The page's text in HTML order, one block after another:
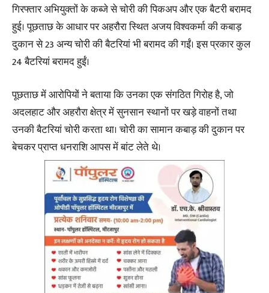
गिरफ्तार अभियुक्तों के कब्जे से चोरी की पिकअप और एक बैटरी बरामद
हुई। पूछताछ के आधार पर अहरौरा स्थित अजय विश्वकर्मा की कबाड़
दुकान से 23 अन्य चोरी की बैटरियां भी बरामद की गईं। इस प्रकार कुल
24 बैटरियां बरामद हुईं।
पूछताछ में आरोपियों ने बताया कि उनका एक संगठित गिरोह है, जो
अदलहाट और अहरौरा क्षेत्र में सुनसान स्थानों पर खड़े वाहनों तथा
उनकी बैटरियां चोरी करता था। चोरी का सामान कबाड़ की दुकान पर
बेचकर प्राप्त धनराशि आपस में बांट लेते थे।